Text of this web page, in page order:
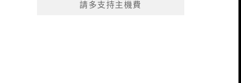
請多支持主機費